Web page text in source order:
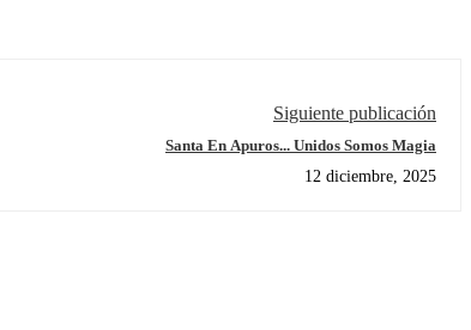
Siguiente publicación
Santa En Apuros... Unidos Somos Magia
12 diciembre, 2025